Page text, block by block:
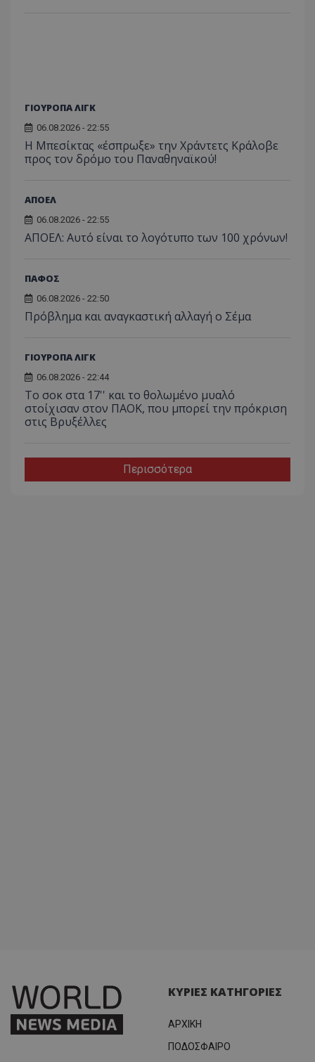
ΓΙΟΥΡΟΠΑ ΛΙΓΚ
06.08.2026 - 22:55
Η Μπεσίκτας «έσπρωξε» την Χράντετς Κράλοβε
προς τον δρόμο του Παναθηναϊκού!
ΑΠΟΕΛ
06.08.2026 - 22:55
ΑΠΟΕΛ: Αυτό είναι το λογότυπο των 100 χρόνων!
ΠΑΦΟΣ
06.08.2026 - 22:50
Πρόβλημα και αναγκαστική αλλαγή ο Σέμα
ΓΙΟΥΡΟΠΑ ΛΙΓΚ
06.08.2026 - 22:44
Το σοκ στα 17'' και το θολωμένο μυαλό
στοίχισαν στον ΠΑΟΚ, που μπορεί την πρόκριση
στις Βρυξέλλες
Περισσότερα
ΚΥΡΙΕΣ ΚΑΤΗΓΟΡΙΕΣ
ΑΡΧΙΚΗ
ΠΟΔΟΣΦΑΙΡΟ